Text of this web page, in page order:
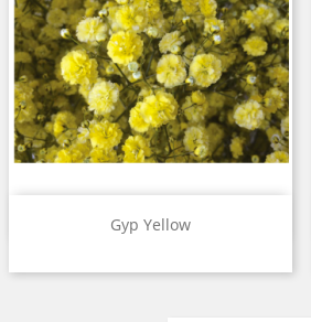
Gyp Yellow
Vista rápida